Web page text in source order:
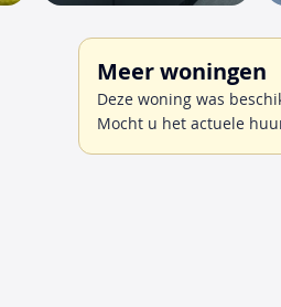
Meer woningen
Deze woning was
Mocht u het actuele